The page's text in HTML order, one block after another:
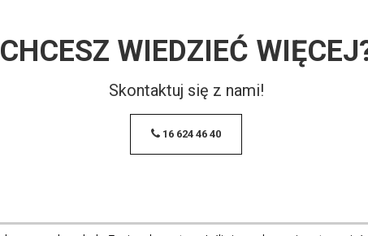
CHCESZ WIEDZIEĆ
Skontaktuj się z nami!
16 624 46 40